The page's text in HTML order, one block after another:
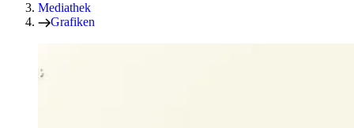
Mediathek
Grafiken